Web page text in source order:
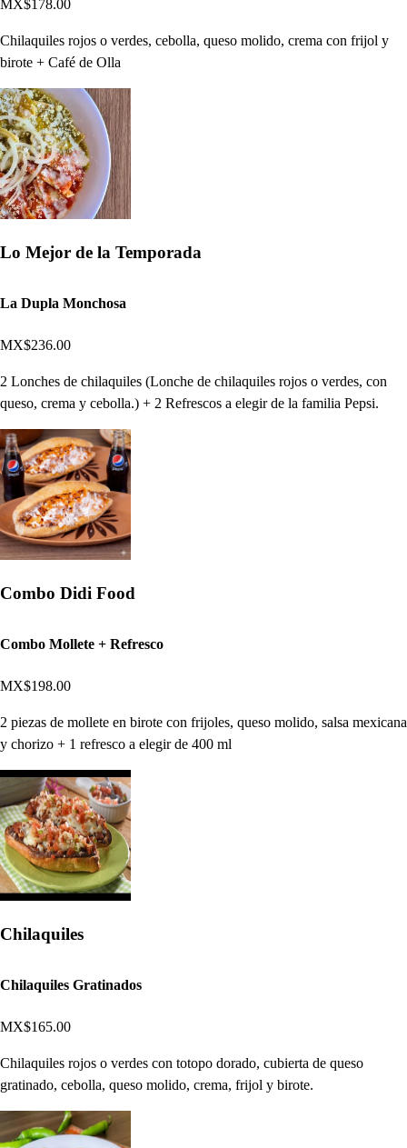
MX$178.00
Chilaquiles rojos o verdes, cebolla, queso molido, crema con frijol y
birote + Café de Olla
Lo Mejor de la Temporada
La Dupla Monchosa
MX$236.00
2 Lonches de chilaquiles (Lonche de chilaquiles rojos o verdes, con
queso, crema y cebolla.) + 2 Refrescos a elegir de la familia Pepsi.
Combo Didi Food
Combo Mollete + Refresco
MX$198.00
2 piezas de mollete en birote con frijoles, queso molido, salsa mexicana
y chorizo + 1 refresco a elegir de 400 ml
Chilaquiles
Chilaquiles Gratinados
MX$165.00
Chilaquiles rojos o verdes con totopo dorado, cubierta de queso
gratinado, cebolla, queso molido, crema, frijol y birote.